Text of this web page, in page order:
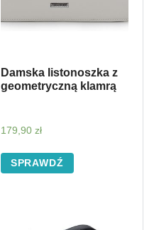
Damska listonoszka z
geometryczną klamrą
179,90 zł
SPRAWDŹ